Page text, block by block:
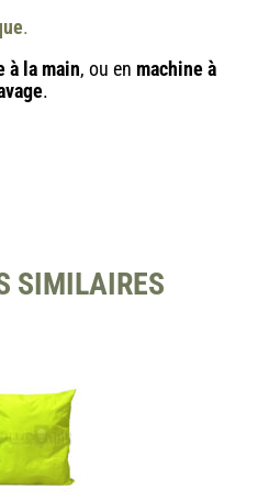
.
à la main, ou en machine à
.
SIMILAIRES